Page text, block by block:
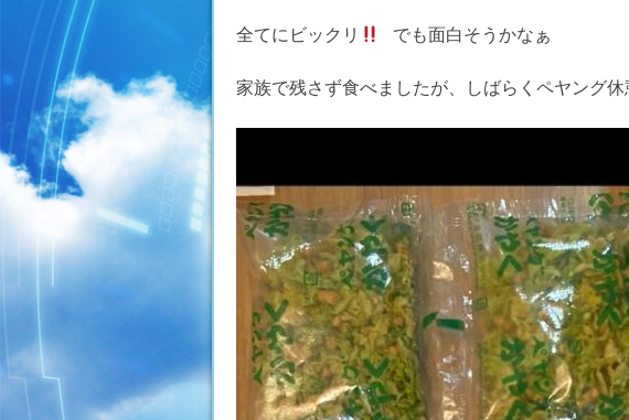
全てにビックリ でも面白そうかなぁ
家族で残さず食べましたが、しばらくペヤング休